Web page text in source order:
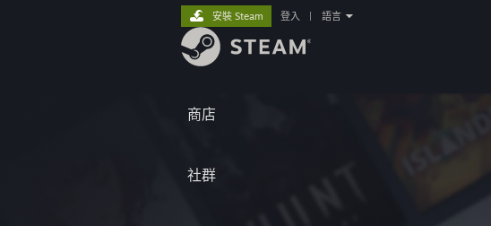
商店
社群
安裝 Steam 登入 語言